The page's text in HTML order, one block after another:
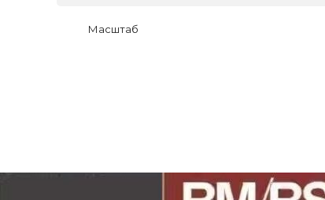
Масштаб